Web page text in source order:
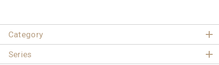
Category
Series